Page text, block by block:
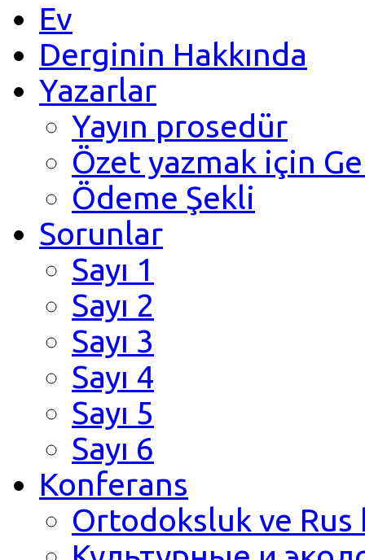
Ev
Derginin Hakkında
Yazarlar
Yayın prosedür
Özet yazmak için
Ödeme Şekli
Sorunlar
Sayı 1
Sayı 2
Sayı 3
Sayı 4
Sayı 5
Sayı 6
Konferans
Ortodoksluk ve Rus